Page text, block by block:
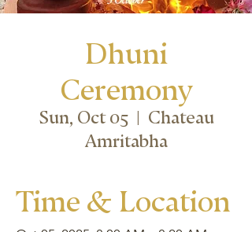
Dhuni
Ceremony
Sun, Oct 05
  |
Chateau
Amritabha
Time & Location